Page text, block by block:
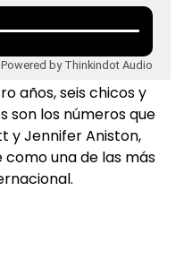
Powered by Thinkindot Audio
años, seis chicos y
son los números que
y Jennifer Aniston,
una de las más